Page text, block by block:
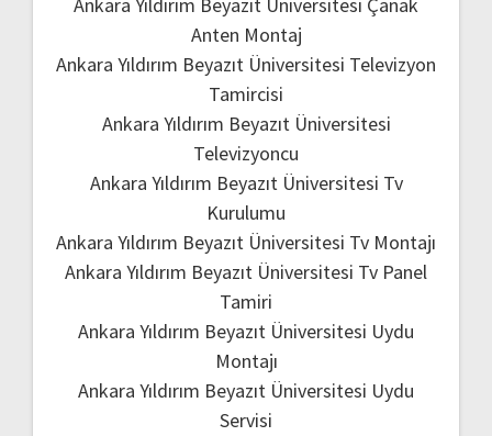
Ankara Yıldırım Beyazıt Üniversitesi Çanak
Anten Montaj
Ankara Yıldırım Beyazıt Üniversitesi Televizyon
Tamircisi
Ankara Yıldırım Beyazıt Üniversitesi
Televizyoncu
Ankara Yıldırım Beyazıt Üniversitesi Tv
Kurulumu
Ankara Yıldırım Beyazıt Üniversitesi Tv Montajı
Ankara Yıldırım Beyazıt Üniversitesi Tv Panel
Tamiri
Ankara Yıldırım Beyazıt Üniversitesi Uydu
Montajı
Ankara Yıldırım Beyazıt Üniversitesi Uydu
Servisi